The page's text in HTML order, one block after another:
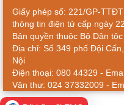
Giấy phép số: 221/GP-
thông tin điện tử cấp ngày
Bản quyền thuộc Bộ Dân
Địa chỉ: Số 349 phố Đội
Nội
Điện thoại: 080 44329 -
Văn thư: 024 37332009 -